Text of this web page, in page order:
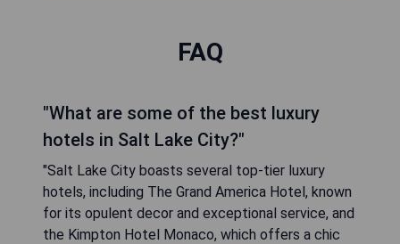
FAQ
"What are some of the best luxury
hotels in Salt Lake City?"
"Salt Lake City boasts several top-tier luxury
hotels, including The Grand America Hotel, known
for its opulent decor and exceptional service, and
the Kimpton Hotel Monaco, which offers a chic